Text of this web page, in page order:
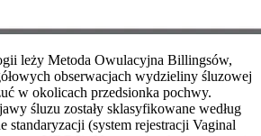
leży Metoda Owulacyjna Billingsów,
obserwacjach wydzieliny śluzowej
w okolicach przedsionka pochwy.
śluzu zostały sklasyfikowane według
standaryzacji (system rejestracji Vaginal